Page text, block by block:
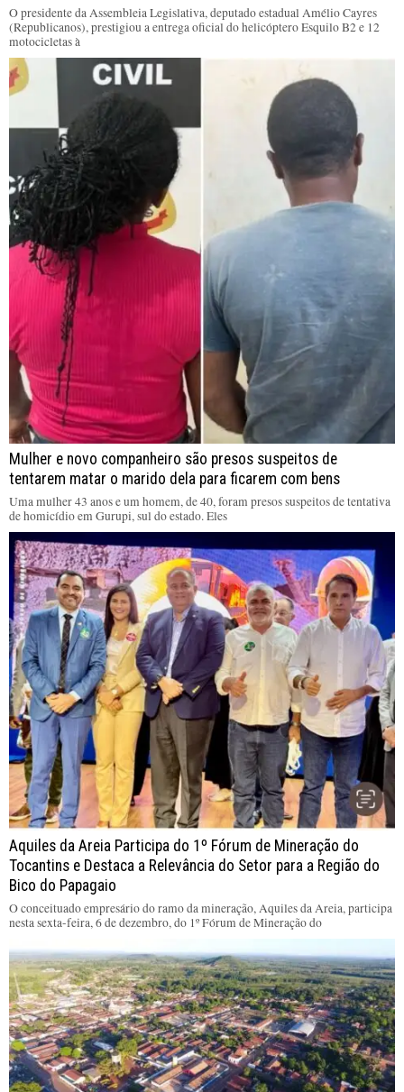
O presidente da Assembleia Legislativa, deputado estadual Amélio Cayres
(Republicanos), prestigiou a entrega oficial do helicóptero Esquilo B2 e 12
motocicletas à
Mulher e novo companheiro são presos suspeitos de
tentarem matar o marido dela para ficarem com bens
Uma mulher 43 anos e um homem, de 40, foram presos suspeitos de tentativa
de homicídio em Gurupi, sul do estado. Eles
Aquiles da Areia Participa do 1º Fórum de Mineração do
Tocantins e Destaca a Relevância do Setor para a Região do
Bico do Papagaio
O conceituado empresário do ramo da mineração, Aquiles da Areia, participa
nesta sexta-feira, 6 de dezembro, do 1º Fórum de Mineração do